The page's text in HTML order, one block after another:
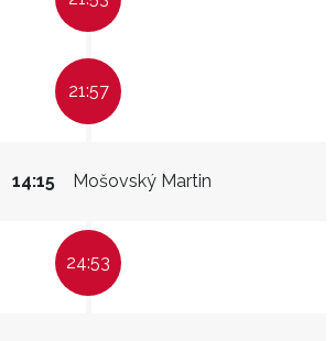
21:57
Mošovský Martin
14:15
24:53